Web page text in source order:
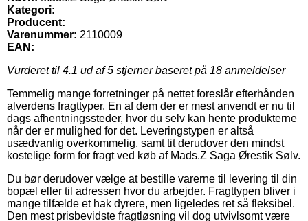
Kategori:
Producent:
Varenummer: 2110009
EAN:
Vurderet til 4.1 ud af 5 stjerner baseret på 18 anmeldelser
Temmelig mange forretninger på nettet foreslår efterhånden
alverdens fragttyper. En af dem der er mest anvendt er nu til
dags afhentningssteder, hvor du selv kan hente produkterne
når der er mulighed for det. Leveringstypen er altså
usædvanlig overkommelig, samt tit derudover den mindst
kostelige form for fragt ved køb af Mads.Z Saga Ørestik Sølv.
Du bør derudover vælge at bestille varerne til levering til din
bopæl eller til adressen hvor du arbejder. Fragttypen bliver i
mange tilfælde et hak dyrere, men ligeledes ret så fleksibel.
Den mest prisbevidste fragtløsning vil dog utvivlsomt være